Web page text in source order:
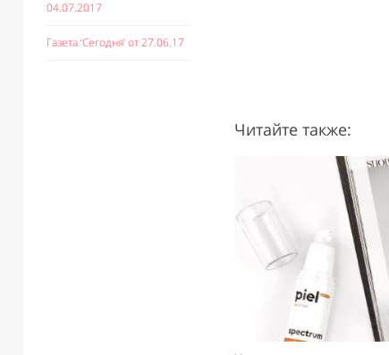
04.07.2017
Газета ‘Сегодня’ от 27.06.17
Читайте также: